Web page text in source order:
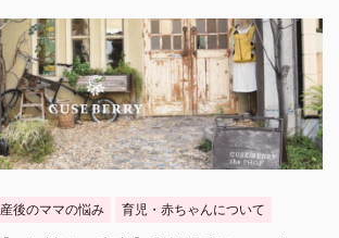
産後のママの悩み 育児・赤ちゃんについて